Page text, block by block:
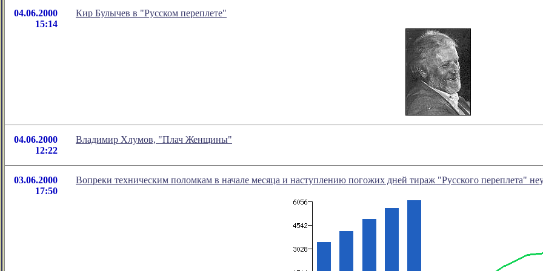
04.06.2000
15:14
Кир Булычев в "Русском переплете"
04.06.2000
12:22
Владимир Хлумов, "Плач Женщины"
03.06.2000
17:50
Вопреки техническим поломкам в начале месяца и наступлению погожих дней тираж "Русского переплета"